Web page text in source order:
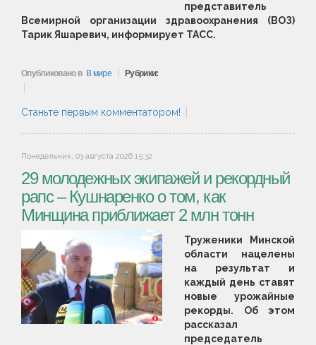
представитель
Всемирной организации здравоохранения (ВОЗ)
Тарик Яшаревич, информирует ТАСС.
Опубликовано в В мире Рубрики:
Станьте первым комментатором!
Понедельник, 03 августа 2026 15:32
29 молодежных экипажей и рекордный
рапс – Кушнаренко о том, как
Минщина приближает 2 млн тонн
Труженики Минской
области нацелены
на результат и
каждый день ставят
новые урожайные
рекорды. Об этом
рассказал
председатель